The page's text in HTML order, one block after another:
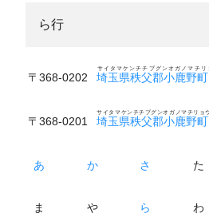
ら行
〒368-0202 埼玉県秩父郡小鹿野
サイタマケンチチブグンオガノマチリ
〒368-0201 埼玉県秩父郡小鹿野
サイタマケンチチブグンオガノマチリョ
あ か さ た
ま や ら わ